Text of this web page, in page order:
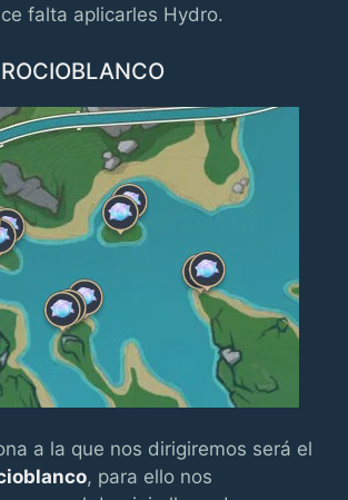
falta aplicarles Hydro.
a la que nos dirigiremos será el
, para ello nos